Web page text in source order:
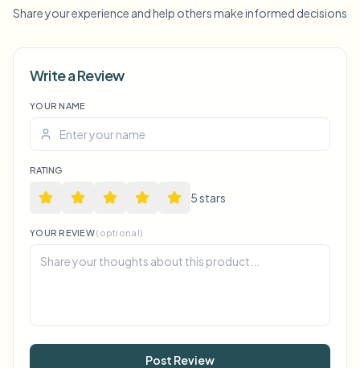
Voice Anon
Share your experience and help others make informed decisions
Write a Review
YOUR NAME
RATING
5stars
YOUR REVIEW(optional)
Post Review